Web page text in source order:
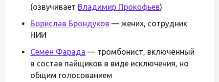
(озвучивает Владимир Прокофьев)
Борислав Брондуков — жених, сотрудник
НИИ
Семён Фарада — тромбонист, включённый
в состав пайщиков в виде исключения, но
общим голосованием